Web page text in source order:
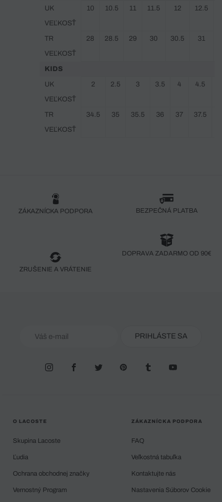
UK
VEĽKOSŤ
10 10.5 11 11.5 12 12.5
TR
VEĽKOSŤ
28 28.5 29 30 30.5 31
KIDS
UK
VEĽKOSŤ
2 2.5 3 3.5 4 4.5
TR
VEĽKOSŤ
34.5 35 35.5 36 37 37.5
ZÁKAZNÍCKA PODPORA BEZPEČNÁ PLATBA
ZRUŠENIE A VRÁTENIE
DOPRAVA ZADARMO OD 90€
PRIHLÁSTE SA
O LACOSTE
Skupina Lacoste
Ľudia
Ochrana obchodnej značky
Vernostný Program
ZÁKAZNÍCKA PODPORA
FAQ
Veľkostná tabuľka
Kontaktujte nás
Nastavenia Súborov Cookie